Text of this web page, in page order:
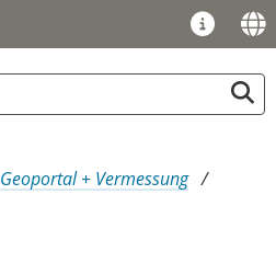
Geoportal + Vermessung